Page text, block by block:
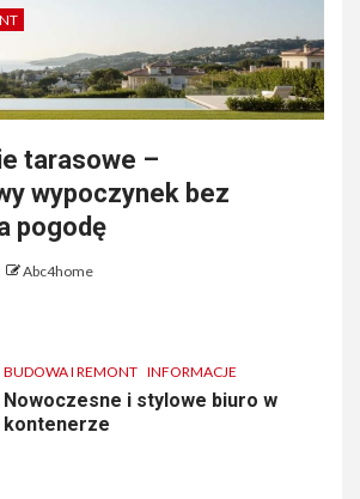
tarasowe –
wypoczynek bez
pogodę
Abc4home
BUDOWA I REMONT INFORMACJE
Nowoczesne i stylowe biuro w
kontenerze